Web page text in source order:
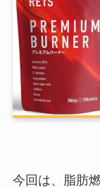
今回は、脂肪